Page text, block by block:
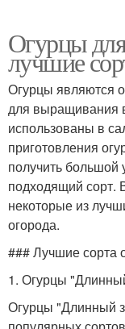
Огурцы
лучшие
Огурцы являются
для выращивания
использованы в
приготовления
получить
подходящий сорт.
некоторые из
огорода.
### Лучшие сорта
1. Огурцы
Огурцы "Длинный